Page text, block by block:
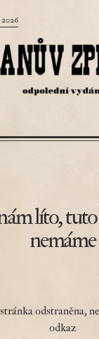
líto,
nemáme
odstraněna,
odkaz